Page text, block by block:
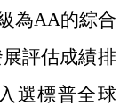
為AA的綜合
評估成績排
選標普全球